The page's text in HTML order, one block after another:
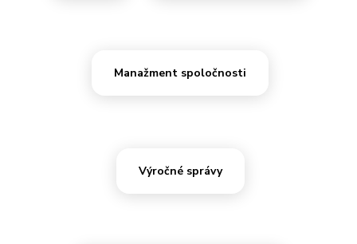
Manažment spoločnosti
Výročné správy